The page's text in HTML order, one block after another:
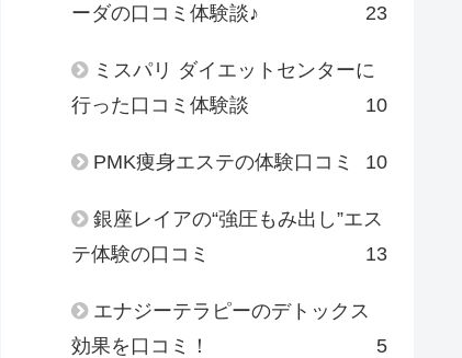
ーダの口コミ体験談♪
23
ミスパリ ダイエットセンターに
行った口コミ体験談
10
PMK痩身エステの体験口コミ 10
銀座レイアの“強圧もみ出し”エス
テ体験の口コミ
13
エナジーテラピーのデトックス
効果を口コミ！
5